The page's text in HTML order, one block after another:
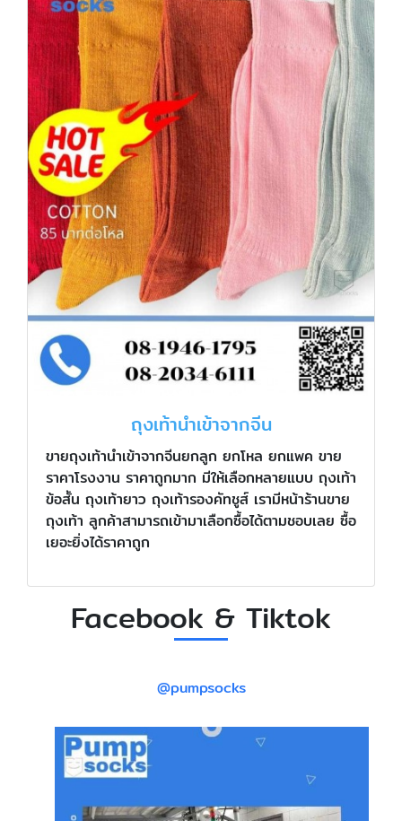
ถุงเท้านำเข้าจากจีน
ขายถุงเท้านำเข้าจากจีนยกลูก ยกโหล ยกแพค ขาย
ราคาโรงงาน ราคาถูกมาก มีให้เลือกหลายแบบ ถุงเท้า
ข้อสั้น ถุงเท้ายาว ถุงเท้ารองคัทชูส์ เรามีหน้าร้านขาย
ถุงเท้า ลูกค้าสามารถเข้ามาเลือกซื้อได้ตามชอบเลย ซื้อ
เยอะยิ่งได้ราคาถูก
Facebook & Tiktok
@pumpsocks